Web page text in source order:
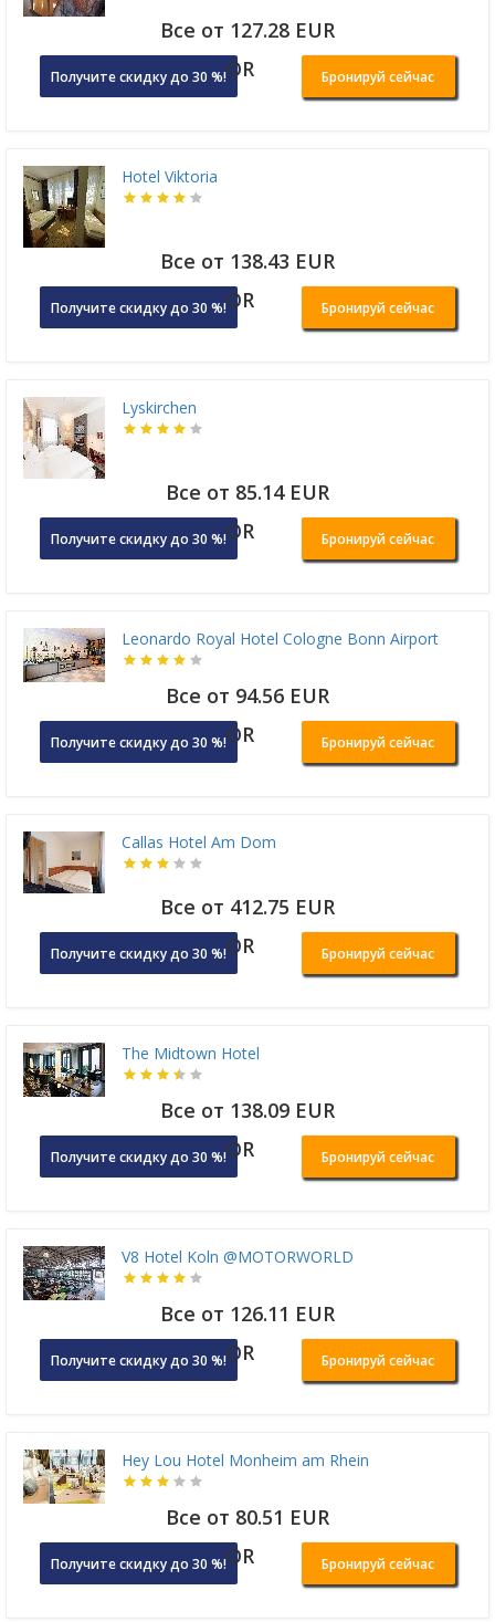
Все от 127.28 EUR
Получите скидку до 30 %!OR Бронируй сейчас
Hotel Viktoria
Все от 138.43 EUR
Получите скидку до 30 %!OR Бронируй сейчас
Lyskirchen
Все от 85.14 EUR
Получите скидку до 30 %!OR Бронируй сейчас
Leonardo Royal Hotel Cologne Bonn Airport
Все от 94.56 EUR
Получите скидку до 30 %!OR Бронируй сейчас
Callas Hotel Am Dom
Все от 412.75 EUR
Получите скидку до 30 %!OR Бронируй сейчас
The Midtown Hotel
Все от 138.09 EUR
Получите скидку до 30 %!OR Бронируй сейчас
V8 Hotel Koln @MOTORWORLD
Все от 126.11 EUR
Получите скидку до 30 %!OR Бронируй сейчас
Hey Lou Hotel Monheim am Rhein
Все от 80.51 EUR
Получите скидку до 30 %!OR Бронируй сейчас